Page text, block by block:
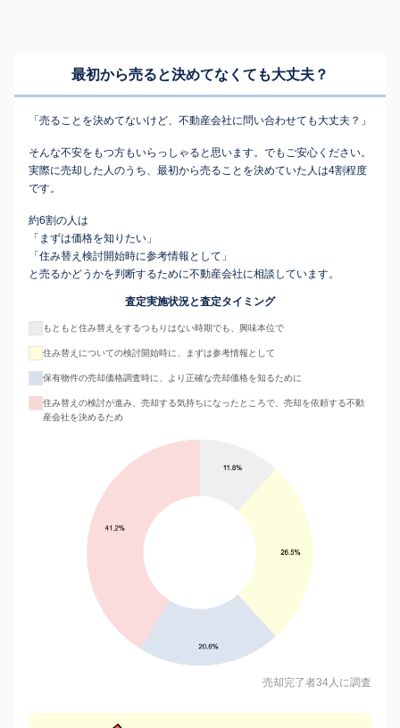
最初から売ると決めてなくても大丈夫？
「売ることを決めてないけど、不動産会社に問い合わせても大丈夫？」
そんな不安をもつ方もいらっしゃると思います。でもご安心ください。
実際に売却した人のうち、最初から売ることを決めていた人は4割程度
です。
約6割の人は
「まずは価格を知りたい」
「住み替え検討開始時に参考情報として」
と売るかどうかを判断するために不動産会社に相談しています。
査定実施状況と査定タイミング
もともと住み替えをするつもりはない時期でも、興味本位で
住み替えについての検討開始時に、まずは参考情報として
保有物件の売却価格調査時に、より正確な売却価格を知るために
住み替えの検討が進み、売却する気持ちになったところで、売却を依頼する不動
産会社を決めるため
売却完了者34人に調査